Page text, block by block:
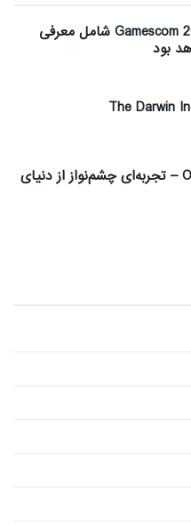
مراسم افتتاحیه Gamescom 2024 شامل معرفی
بود
نقد و بررسی Oddmar – تجربه‌ای چشم‌نواز از دنیای